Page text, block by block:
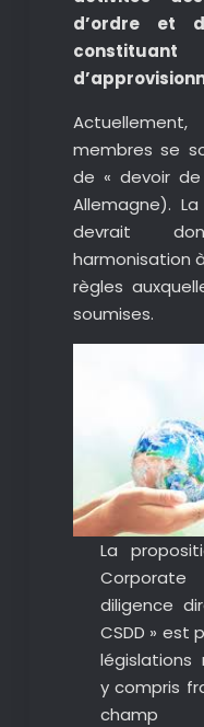
d’ordre et
membres se
de « devoir
Allemagne).
devrait
harmonisation
règles
soumises.
La
diligence
CSDD » est
législations
y compris
champ